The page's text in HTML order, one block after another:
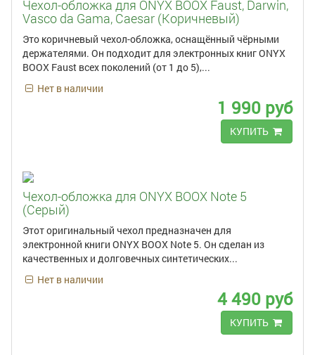
Чехол-обложка для ONYX BOOX Faust, Darwin,
Vasco da Gama, Caesar (Коричневый)
Это коричневый чехол-обложка, оснащённый чёрными
держателями. Он подходит для электронных книг ONYX
BOOX Faust всех поколений (от 1 до 5),...
Нет в наличии
1 990 руб
КУПИТЬ
Чехол-обложка для ONYX BOOX Note 5
(Серый)
Этот оригинальный чехол предназначен для
электронной книги ONYX BOOX Note 5. Он сделан из
качественных и долговечных синтетических...
Нет в наличии
4 490 руб
КУПИТЬ